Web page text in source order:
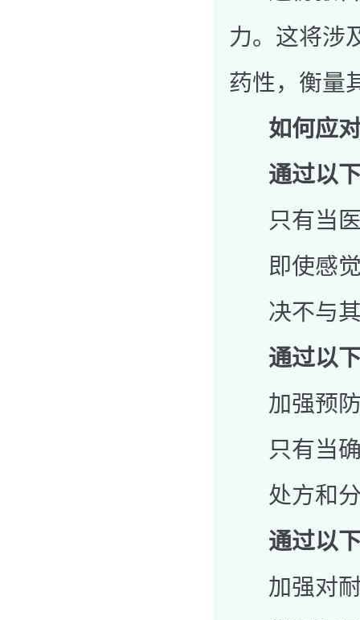
力。这将涉
药性，衡量
如何应
通过以下
只有当医
即使感觉
决不与其
通过以
加强预防
只有当确
处方和分
通过以
加强对耐